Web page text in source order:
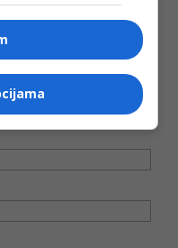
Sva polja su